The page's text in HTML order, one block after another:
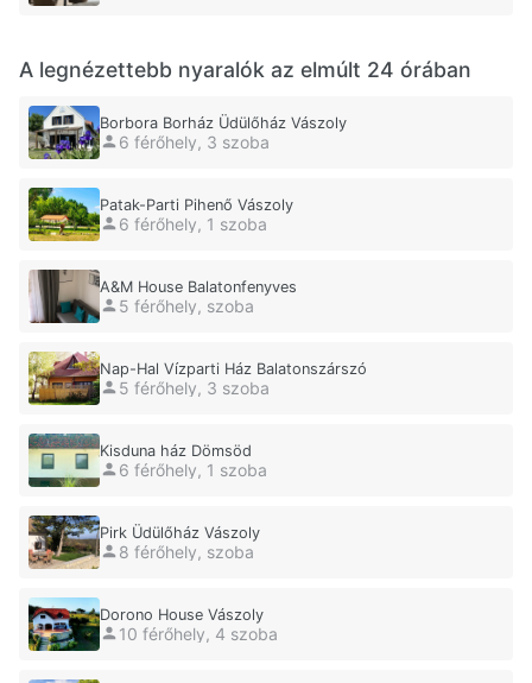
A legnézettebb nyaralók az elmúlt 24 órában
Borbora Borház Üdülőház Vászoly
6 férőhely, 3 szoba
Patak-Parti Pihenő Vászoly
6 férőhely, 1 szoba
A&M House Balatonfenyves
5 férőhely, szoba
Nap-Hal Vízparti Ház Balatonszárszó
5 férőhely, 3 szoba
Kisduna ház Dömsöd
6 férőhely, 1 szoba
Pirk Üdülőház Vászoly
8 férőhely, szoba
Dorono House Vászoly
10 férőhely, 4 szoba